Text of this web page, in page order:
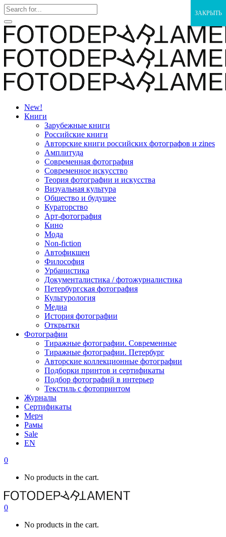
New!
Книги
Зарубежные книги
Российские книги
Авторские книги российских фотографов и zines
Амплитуда
Современная фотография
Современное искусство
Теория фотографии и искусства
Визуальная культура
Общество и будущее
Кураторство
Арт-фотография
Кино
Мода
Non-fiction
Автофикшен
Философия
Урбанистика
Документалистика / фотожурналистика
Петербургская фотография
Культурология
Медиа
История фотографии
Открытки
Фотографии
Тиражные фотографии. Современные
Тиражные фотографии. Петербург
Авторские коллекционные фотографии
Подборки принтов и сертификаты
Подбор фотографий в интерьер
Текстиль с фотопринтом
Журналы
Сертификаты
Мерч
Рамы
Sale
EN
0
No products in the cart.
0
No products in the cart.
ЗАКРЫТЬ